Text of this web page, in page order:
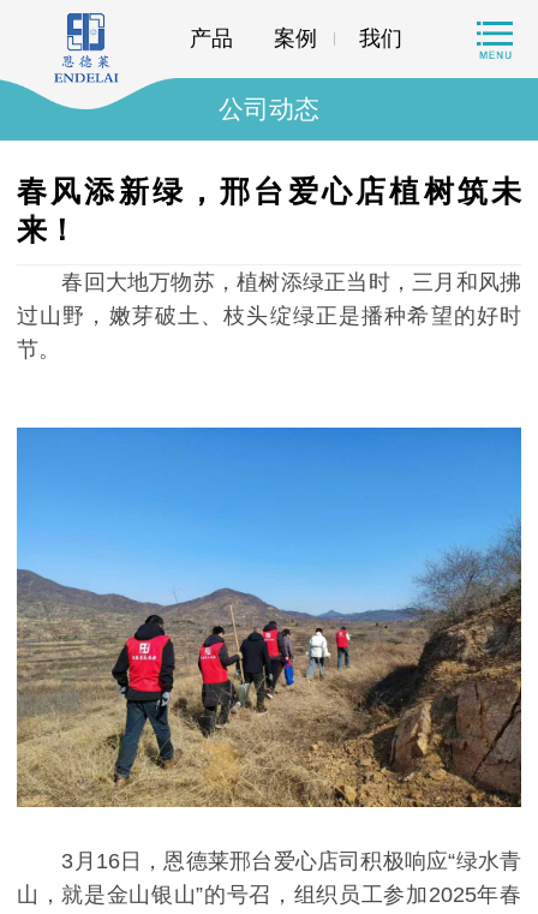
产品 案例 我们
公司动态
春风添新绿，邢台爱心店植树筑未
来！
春回大地万物苏，植树添绿正当时，三月和风拂
过山野，嫩芽破土、枝头绽绿正是播种希望的好时
节。
3月16日，恩德莱邢台爱心店司积极响应“绿水青
山 ， 就是金山银山”的号召 ， 组织员工参加 2025年春